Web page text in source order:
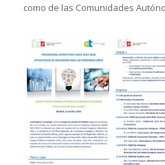
como de las Comunidades